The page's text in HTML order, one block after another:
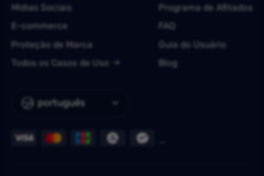
português
Mídias Sociais
E-commerce
Proteção de Marca
Todos os Casos de Uso
Programa de Afiliados
FAQ
Guia do Usuário
Blog